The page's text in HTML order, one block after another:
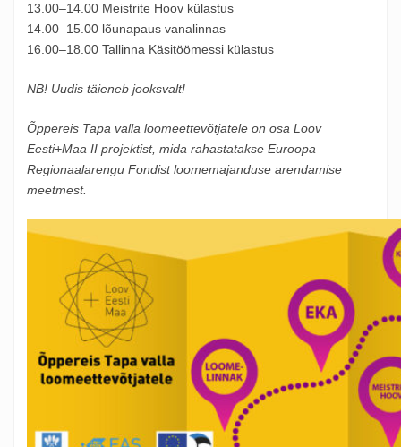
13.00–14.00 Meistrite Hoov külastus
14.00–15.00 lõunapaus vanalinnas
16.00–18.00 Tallinna Käsitöömessi külastus
NB! Uudis täieneb jooksvalt!
Õppereis Tapa valla loomeettevõtjatele on osa Loov
Eesti+Maa II projektist, mida rahastatakse Euroopa
Regionaalarengu Fondist loomemajanduse arendamise
meetmest.